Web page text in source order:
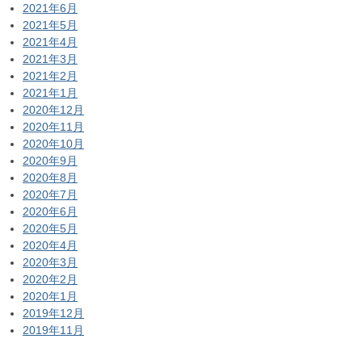
2021年6月
2021年5月
2021年4月
2021年3月
2021年2月
2021年1月
2020年12月
2020年11月
2020年10月
2020年9月
2020年8月
2020年7月
2020年6月
2020年5月
2020年4月
2020年3月
2020年2月
2020年1月
2019年12月
2019年11月